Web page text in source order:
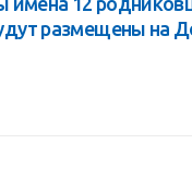
размещены на